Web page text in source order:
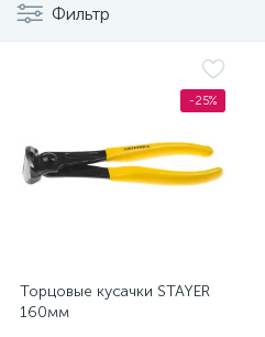
Фильтр
-25%
Торцовые кусачки STAYER
160мм